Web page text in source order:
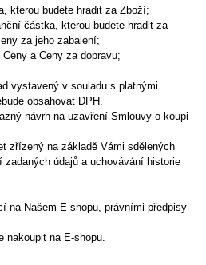
budete hradit za Zboží;
částka, kterou budete hradit za
za jeho zabalení;
a Ceny za dopravu;
vystavený v souladu s platnými
obsahovat DPH.
návrh na uzavření Smlouvy o koupi
zřízený na základě Vámi sdělených
zadaných údajů a uchovávání historie
Našem E-shopu, právními předpisy
na E-shopu.